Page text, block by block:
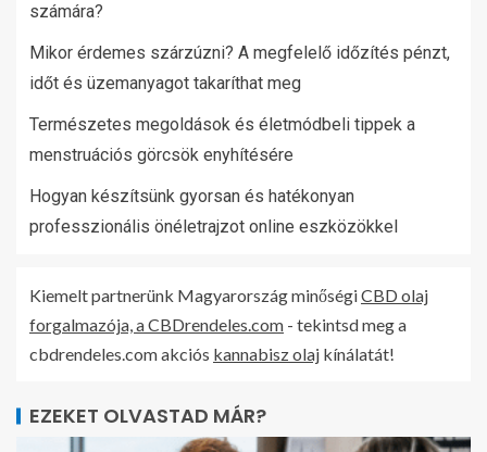
számára?
Mikor érdemes szárzúzni? A megfelelő időzítés pénzt,
időt és üzemanyagot takaríthat meg
Természetes megoldások és életmódbeli tippek a
menstruációs görcsök enyhítésére
Hogyan készítsünk gyorsan és hatékonyan
professzionális önéletrajzot online eszközökkel
Kiemelt partnerünk Magyarország minőségiCBD olaj
forgalmazója, a CBDrendeles.com - tekintsd meg a
cbdrendeles.com akciós kannabisz olaj kínálatát!
EZEKET OLVASTAD MÁR?